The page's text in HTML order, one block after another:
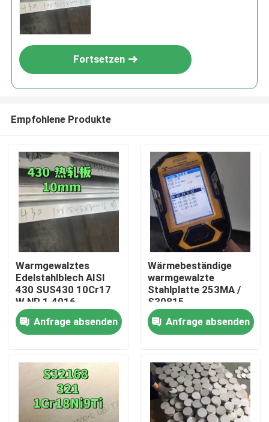
Zu Hause
Produkte
Videos
Über uns
Fortsetzen
Empfohlene Produkte
Warmgewalztes
Edelstahlblech AISI
430 SUS430 10Cr17
W.NR 1.4016
10*1500*6000
Oberfläche NO.1
Anfrage absenden
Wärmebeständige
warmgewalzte
Stahlplatte 253MA /
S30815
Anfrage absenden